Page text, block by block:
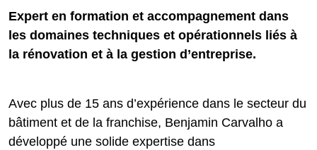
Expert en formation et accompagnement dans
les domaines techniques et opérationnels liés à
la rénovation et à la gestion d’entreprise.
Avec plus de 15 ans d’expérience dans le secteur du
bâtiment et de la franchise, Benjamin Carvalho a
développé une solide expertise dans